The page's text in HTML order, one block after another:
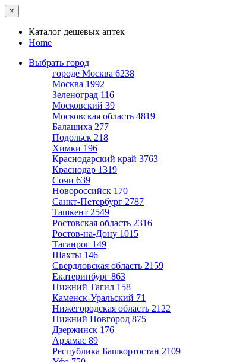
×
Каталог дешевых аптек
Home
Выбрать город
городе Москва 6238
Москва 1992
Зеленоград 116
Московский 39
Московская область 4819
Балашиха 277
Подольск 218
Химки 196
Краснодарский край 3763
Краснодар 1319
Сочи 639
Новороссийск 170
Санкт-Петербург 2787
Ташкент 2549
Ростовская область 2316
Ростов-на-Дону 1015
Таганрог 149
Шахты 146
Свердловская область 2159
Екатеринбург 863
Нижний Тагил 158
Каменск-Уральский 71
Нижегородская область 2122
Нижний Новгород 875
Дзержинск 176
Арзамас 89
Республика Башкортостан 2109